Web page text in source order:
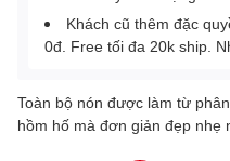
Khách cũ thêm đặc
0đ. Free tối đa 20k ship.
Toàn bộ nón được làm từ
hồm hố mà đơn giản đẹp nhẹ